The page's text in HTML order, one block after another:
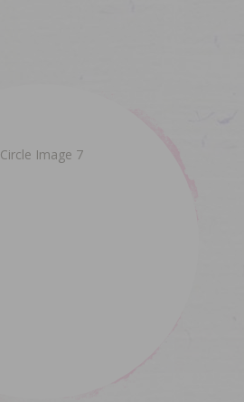
Circle Image 7